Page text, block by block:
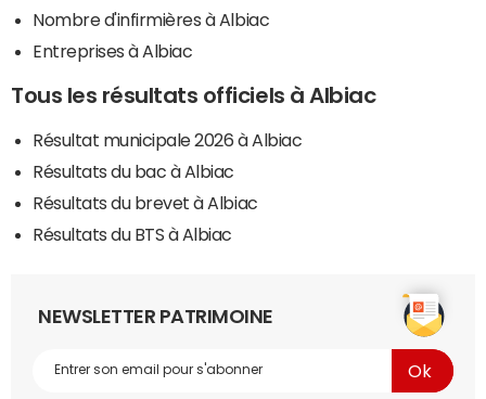
Nombre d'infirmières à Albiac
Entreprises à Albiac
Tous les résultats officiels à Albiac
Résultat municipale 2026 à Albiac
Résultats du bac à Albiac
Résultats du brevet à Albiac
Résultats du BTS à Albiac
NEWSLETTER PATRIMOINE